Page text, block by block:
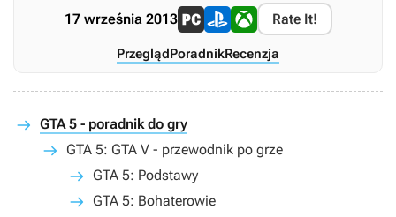
17 września 2013 Rate It!
PrzeglądPoradnikRecenzja
GTA 5 - poradnik do gry
GTA 5: GTA V - przewodnik po grze
GTA 5: Podstawy
GTA 5: Bohaterowie